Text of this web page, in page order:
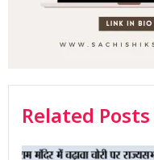
Related Posts